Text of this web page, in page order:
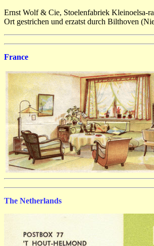
Ernst Wolf & Cie, Stoelenfabriek Kleinoelsa-
Ort gestrichen und erzatst durch Bilthoven
France
The Netherlands